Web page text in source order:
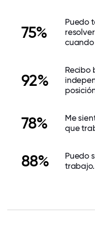
75%
Puedo
cuando
92%
Recibo
78%
Me
que
88%
Puedo
trabajo.